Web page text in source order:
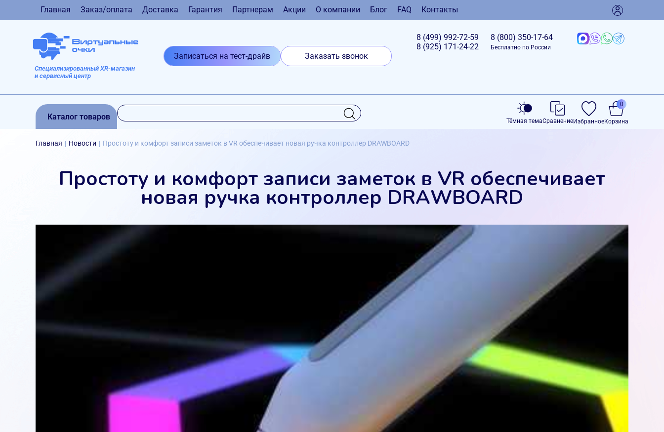
Главная Заказ/оплата Доставка Гарантия Партнерам Акции О компании Блог FAQ Контакты
Специализированный XR-магазин
и сервисный центр
Записаться на тест-драйв Заказать звонок
8 (499) 992-72-59
8 (925) 171-24-22
8 (800) 350-17-64
Бесплатно по России
Каталог товаров Тёмная темаСравнениеИзбранноеКорзина
0
Главная | Новости | Простоту и комфорт записи заметок в VR обеспечивает новая ручка контроллер DRAWBOARD
Простоту и комфорт записи заметок в VR обеспечивает
новая ручка контроллер DRAWBOARD